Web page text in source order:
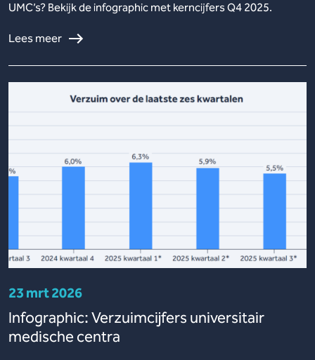
UMC’s? Bekijk de infographic met kerncijfers Q4 2025.
Lees meer
23 mrt 2026
Infographic: Verzuimcijfers universitair
medische centra